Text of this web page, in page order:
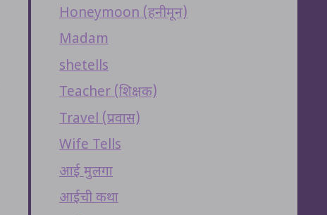
Honeymoon (हनीमून)
Madam
shetells
Teacher (शिक्षक)
Travel (प्रवास)
Wife Tells
आई मुलगा
आईची कथा